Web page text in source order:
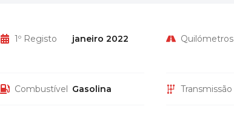
1º Registo janeiro 2022 Quilómetros
Combustível Gasolina Transmissão